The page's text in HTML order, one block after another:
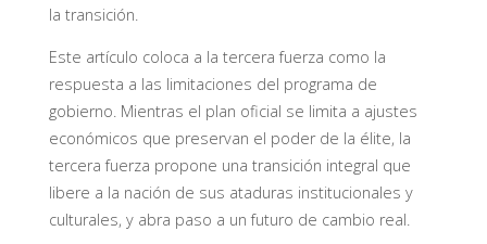
la transición.
Este artículo coloca a la tercera fuerza como la
respuesta a las limitaciones del programa de
gobierno. Mientras el plan oficial se limita a ajustes
económicos que preservan el poder de la élite, la
tercera fuerza propone una transición integral que
libere a la nación de sus ataduras institucionales y
culturales, y abra paso a un futuro de cambio real.